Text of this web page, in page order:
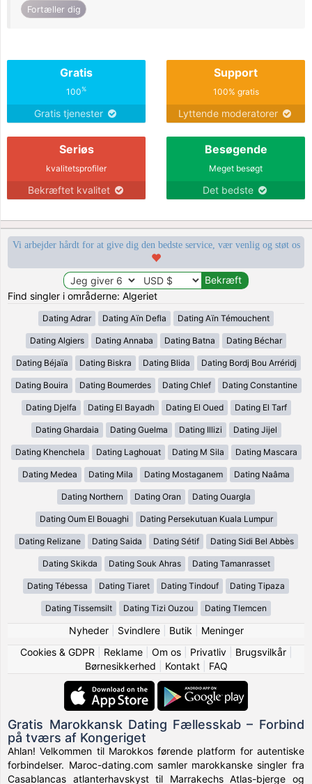
Fortæller dig
Gratis
100%
Gratis tjenester
Support
100% gratis
Lyttende moderatorer
Seriøs
kvalitetsprofiler
Bekræftet kvalitet
Besøgende
Meget besøgt
Det bedste
Vi arbejder hårdt for at give dig den bedste service, vær venlig og støt os
Find singler i områderne: Algeriet
Dating Adrar Dating Aïn Defla Dating Aïn Témouchent
Dating Algiers Dating Annaba Dating Batna Dating Béchar
Dating Béjaïa Dating Biskra Dating Blida Dating Bordj Bou Arréridj
Dating Bouira Dating Boumerdes Dating Chlef Dating Constantine
Dating Djelfa Dating El Bayadh Dating El Oued Dating El Tarf
Dating Ghardaia Dating Guelma Dating Illizi Dating Jijel
Dating Khenchela Dating Laghouat Dating M Sila Dating Mascara
Dating Medea Dating Mila Dating Mostaganem Dating Naâma
Dating Northern Dating Oran Dating Ouargla
Dating Oum El Bouaghi Dating Persekutuan Kuala Lumpur
Dating Relizane Dating Saida Dating Sétif Dating Sidi Bel Abbès
Dating Skikda Dating Souk Ahras Dating Tamanrasset
Dating Tébessa Dating Tiaret Dating Tindouf Dating Tipaza
Dating Tissemsilt Dating Tizi Ouzou Dating Tlemcen
Nyheder| Svindlere| Butik
Meninger
Cookies & GDPR
Reklame| Om os| Privatliv| Brugsvilkår|
Børnesikkerhed
Kontakt| FAQ
Gratis Marokkansk Dating Fællesskab – Forbind
på tværs af Kongeriget
Ahlan! Velkommen til Marokkos førende platform for autentiske
forbindelser. Maroc-dating.com samler marokkanske singler fra
Casablancas atlanterhavskyst til Marrakechs Atlas-bjerge og